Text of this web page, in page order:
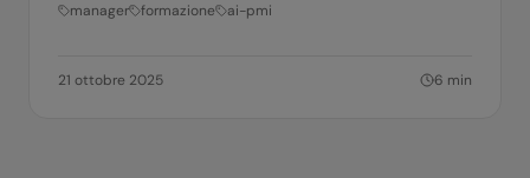
manager formazione ai-pmi
21 ottobre 2025 6 min